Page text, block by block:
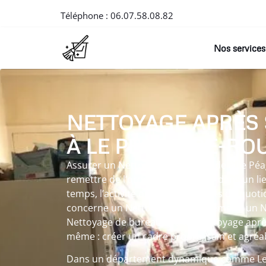
Téléphone : 06.07.58.08.82
Nos services
NETTOYAGE
À LE PÉAGE-DE-
Assurer un Nettoyage après suicide à Le
remettre de l’ordre et de la clarté dans un
temps, l’activité ou les événements du
concerne un Nettoyage d’appartement, un
Nettoyage de bureaux ou un Nettoyage
même : créer un cadre propre, sain et
Dans un département dynamique comme